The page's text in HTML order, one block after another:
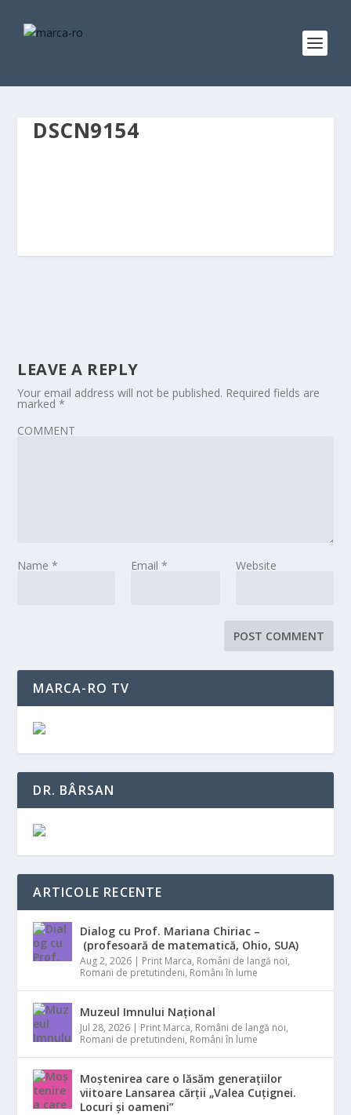
DSCN9154
LEAVE A REPLY
Your email address will not be published. Required fields are
marked*
COMMENT
Name* Email * Website
MARCA-RO TV
DR. BÂRSAN
ARTICOLE RECENTE
Dialog cu Prof. Mariana Chiriac –
(profesoară de matematică, Ohio, SUA)
Aug 2, 2026 | Print Marca, Români de langă noi,
Romani de pretutindeni, Români în lume
Muzeul Imnului Național
Jul 28, 2026 | Print Marca, Români de langă noi,
Romani de pretutindeni, Români în lume
Moștenirea care o lăsăm generațiilor
viitoare Lansarea cărții „Valea Cuțignei.
Locuri și oameni”